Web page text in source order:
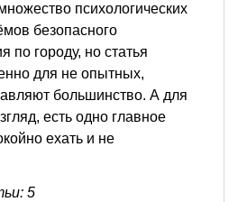
психологических
безопасного
по городу, но статья
для не опытных,
большинство. А для
есть одно главное
ехать и не
5